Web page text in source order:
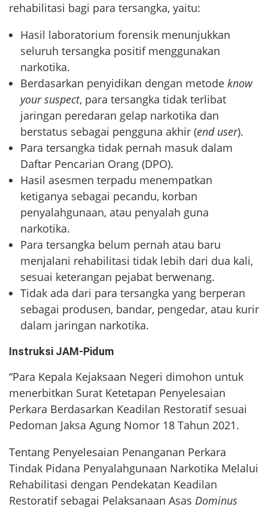
rehabilitasi bagi para tersangka, yaitu:
Hasil laboratorium forensik menunjukkan
seluruh tersangka positif menggunakan
narkotika.
Berdasarkan penyidikan dengan metode know
your suspect, para tersangka tidak terlibat
jaringan peredaran gelap narkotika dan
berstatus sebagai pengguna akhir (end user).
Para tersangka tidak pernah masuk dalam
Daftar Pencarian Orang (DPO).
Hasil asesmen terpadu menempatkan
ketiganya sebagai pecandu, korban
penyalahgunaan, atau penyalah guna
narkotika.
Para tersangka belum pernah atau baru
menjalani rehabilitasi tidak lebih dari dua kali,
sesuai keterangan pejabat berwenang.
Tidak ada dari para tersangka yang berperan
sebagai produsen, bandar, pengedar, atau kurir
dalam jaringan narkotika.
Instruksi JAM-Pidum
“Para Kepala Kejaksaan Negeri dimohon untuk
menerbitkan Surat Ketetapan Penyelesaian
Perkara Berdasarkan Keadilan Restoratif sesuai
Pedoman Jaksa Agung Nomor 18 Tahun 2021.
Tentang Penyelesaian Penanganan Perkara
Tindak Pidana Penyalahgunaan Narkotika Melalui
Rehabilitasi dengan Pendekatan Keadilan
Restoratif sebagai Pelaksanaan Asas Dominus